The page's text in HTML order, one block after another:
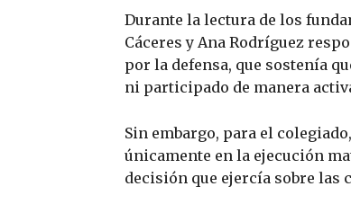
Durante la lectura de los
Cáceres y Ana Rodríguez
por la defensa, que sostenía
ni participado de manera
Sin embargo, para el
únicamente en la ejecución
decisión que ejercía sobre las